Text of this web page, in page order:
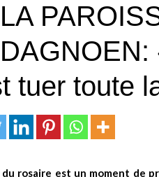
tuer toute
du rosaire est un moment de